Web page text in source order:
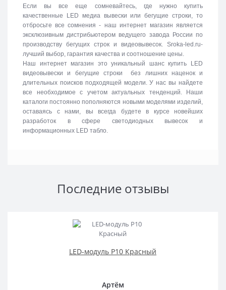
Если вы все еще сомневайтесь, где нужно купить
качественные LED медиа вывески или бегущие строки, то
отбросьте все сомнения - наш интернет магазин является
эксклюзивным дистрибьютером ведущего завода России по
производству бегущих строк и видеовывесок. Sroka-led.ru-
лучший выбор, гарантия качества и соотношение цены.
Наш интернет магазин это уникальный шанс купить LED
видеовывески и бегущие строки без лишних наценок и
длительных поисков подходящей модели. У нас вы найдете
все необходимое с учетом актуальных тенденций. Наши
каталоги постоянно пополняются новыми моделями изделий,
оставаясь с нами, вы всегда будете в курсе новейших
разработок в сфере светодиодных вывесок и
информационных LED табло.
Последние отзывы
LED-модуль P10 Красный
Артём